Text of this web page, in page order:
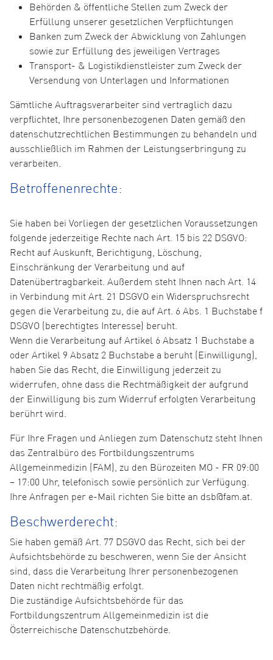
Behörden & öffentliche Stellen zum Zweck der
Erfüllung unserer gesetzlichen Verpflichtungen
Banken zum Zweck der Abwicklung von Zahlungen
sowie zur Erfüllung des jeweiligen Vertrages
Transport- & Logistikdienstleister zum Zweck der
Versendung von Unterlagen und Informationen
Sämtliche Auftragsverarbeiter sind vertraglich dazu
verpflichtet, Ihre personenbezogenen Daten gemäß den
datenschutzrechtlichen Bestimmungen zu behandeln und
ausschließlich im Rahmen der Leistungserbringung zu
verarbeiten.
Betroffenenrechte:
Sie haben bei Vorliegen der gesetzlichen Voraussetzungen
folgende jederzeitige Rechte nach Art. 15 bis 22 DSGVO:
Recht auf Auskunft, Berichtigung, Löschung,
Einschränkung der Verarbeitung und auf
Datenübertragbarkeit. Außerdem steht Ihnen nach Art. 14
in Verbindung mit Art. 21 DSGVO ein Widerspruchsrecht
gegen die Verarbeitung zu, die auf Art. 6 Abs. 1 Buchstabe f
DSGVO (berechtigtes Interesse) beruht.
Wenn die Verarbeitung auf Artikel 6 Absatz 1 Buchstabe a
oder Artikel 9 Absatz 2 Buchstabe a beruht (Einwilligung),
haben Sie das Recht, die Einwilligung jederzeit zu
widerrufen, ohne dass die Rechtmäßigkeit der aufgrund
der Einwilligung bis zum Widerruf erfolgten Verarbeitung
berührt wird.
Für Ihre Fragen und Anliegen zum Datenschutz steht Ihnen
das Zentralbüro des Fortbildungszentrums
Allgemeinmedizin (FAM), zu den Bürozeiten MO - FR 09:00
– 17:00 Uhr, telefonisch sowie persönlich zur Verfügung.
Ihre Anfragen per e-Mail richten Sie bitte an dsb@fam.at.
Beschwerderecht:
Sie haben gemäß Art. 77 DSGVO das Recht, sich bei der
Aufsichtsbehörde zu beschweren, wenn Sie der Ansicht
sind, dass die Verarbeitung Ihrer personenbezogenen
Daten nicht rechtmäßig erfolgt.
Die zuständige Aufsichtsbehörde für das
Fortbildungszentrum Allgemeinmedizin ist die
Österreichische Datenschutzbehörde.